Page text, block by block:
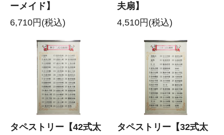
ーメイド】
6,710円(税込)
夫扇】
4,510円(税込)
タペストリー【42式太
タペストリー【32式太